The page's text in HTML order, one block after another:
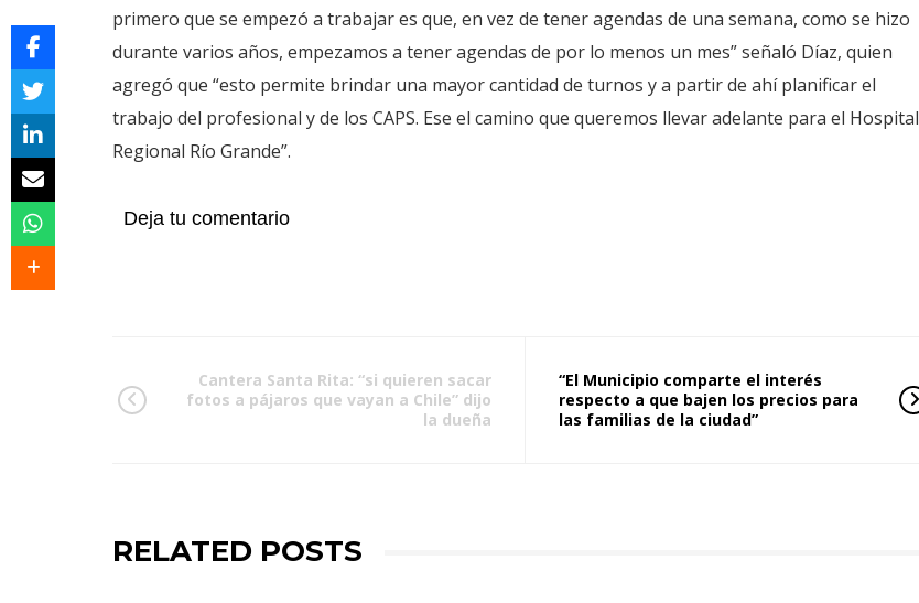
primero que se empezó a trabajar es que, en vez de tener agendas de una semana, como se hizo
durante varios años, empezamos a tener agendas de por lo menos un mes” señaló Díaz, quien
agregó que “esto permite brindar una mayor cantidad de turnos y a partir de ahí planificar el
trabajo del profesional y de los CAPS. Ese el camino que queremos llevar adelante para el Hospital
Regional Río Grande”.
Deja tu comentario
Cantera Santa Rita: “si quieren sacar
fotos a pájaros que vayan a Chile” dijo
la dueña
“El Municipio comparte el interés
respecto a que bajen los precios para
las familias de la ciudad”
RELATED POSTS